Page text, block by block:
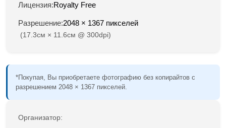
Лицензия:Royalty Free
Разрешение:2048 × 1367 пикселей
(17.3см × 11.6см @ 300dpi)
*Покупая, Вы приобретаете фотографию без копирайтов с
разрешением 2048 × 1367 пикселей.
Организатор: